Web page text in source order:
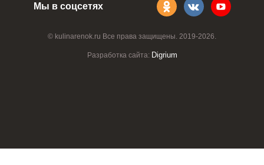
© kulinarenok.ru Все права защищены. 2019-2026.
Разработка сайта: Digrium
Мы в соцсетях